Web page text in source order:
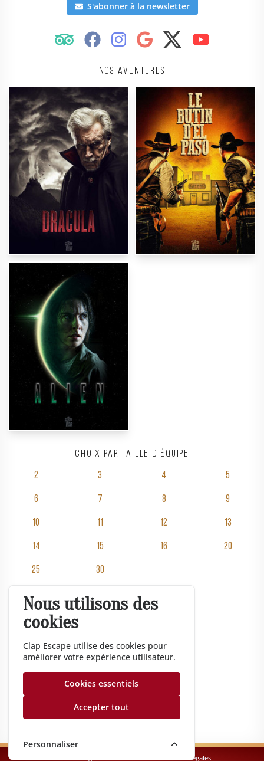
Nous utilisons des
cookies
Clap Escape utilise des cookies pour
améliorer votre expérience utilisateur.
Cookies essentiels
Accepter tout
Personnaliser
Salles
Événementiel
Cadeau
Entreprise
Nos conseils
Nos aventures
Choix par taille d'équipe
2 3 4 5
6 7 8 9
10 11 12 13
14 15 16 20
25 30
S'abonner à la newsletter
Mentions légales